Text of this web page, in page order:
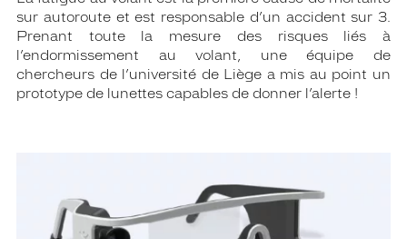
sur autoroute et est responsable d’un accident sur 3.
Prenant toute la mesure des risques liés à
l’endormissement au volant, une équipe de
chercheurs de l’université de Liège a mis au point un
prototype de lunettes capables de donner l’alerte !